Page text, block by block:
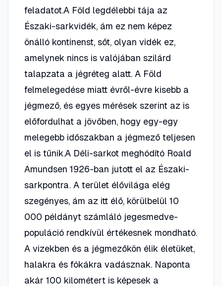
feladatot.A Föld legdélebbi tája az
Északi-sarkvidék, ám ez nem képez
önálló kontinenst, sőt, olyan vidék ez,
amelynek nincs is valójában szilárd
talapzata a jégréteg alatt. A Föld
felmelegedése miatt évről-évre kisebb a
jégmező, és egyes mérések szerint az is
előfordulhat a jövőben, hogy egy-egy
melegebb időszakban a jégmező teljesen
el is tűnik.A Déli-sarkot meghódító Roald
Amundsen 1926-ban jutott el az Északi-
sarkpontra. A terület élővilága elég
szegényes, ám az itt élő, körülbelül 10
000 példányt számláló jegesmedve-
populáció rendkívül értékesnek mondható.
A vizekben és a jégmezőkön élik életüket,
halakra és fókákra vadásznak. Naponta
akár 100 kilométert is képesek a